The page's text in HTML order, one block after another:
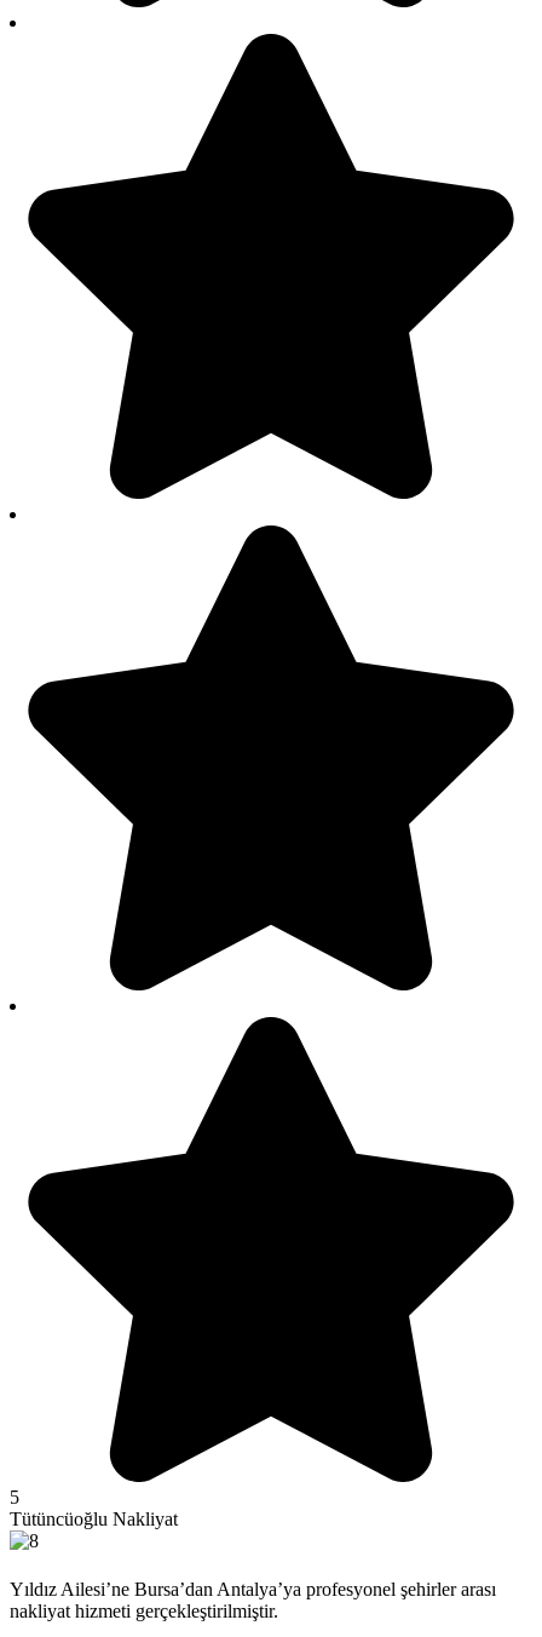
5
Tütüncüoğlu Nakliyat
Yıldız Ailesi’ne Bursa’dan Antalya’ya profesyonel şehirler arası
nakliyat hizmeti gerçekleştirilmiştir.